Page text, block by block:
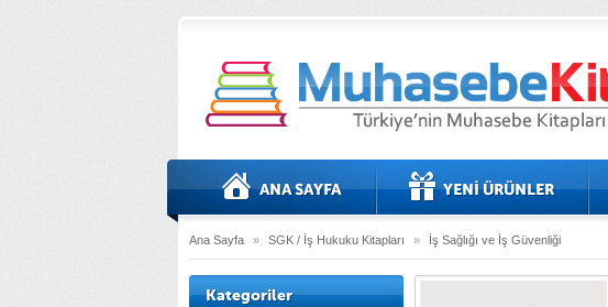
Ana Sayfa » SGK / İş Hukuku Kitapları » İş Sağlığı ve İş Güvenliği
Kategoriler